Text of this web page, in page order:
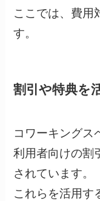
ここでは、費用
す。
割引や特典を
コワーキングス
利用者向けの割
されています。
これらを活用す